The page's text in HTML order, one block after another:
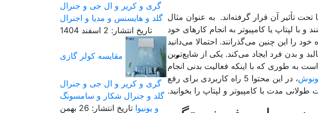
تأثیر آن قرار گرفته‌اند. به عنوان مثال
لپتاپ یا کامپیوتر به انجام کارهای خود
را این چنین می‌گذرانند. احتمالا می‌دانید
و بدن فرد ایجاد می‌کند. یکی از شایع‌ترین
طوری که با اینکه فعالیت بدنی انجام
، در این محتوا 5 راه کاربردی برای رفع
مدت با کامپیوتر و لپتاپ را بخوانید.
گری و کریر و ال جی و جنرال
گلد و هایسنس و مدیا و اجنرال
تاریخ انتشار: 2 اسفند 1404
مقایسه کولر گازی
گری و کریر و ال جی و جنرال
گلد و جنرال شکار و سامسونگ
و یونیوا
تاریخ انتشار: 26 بهمن